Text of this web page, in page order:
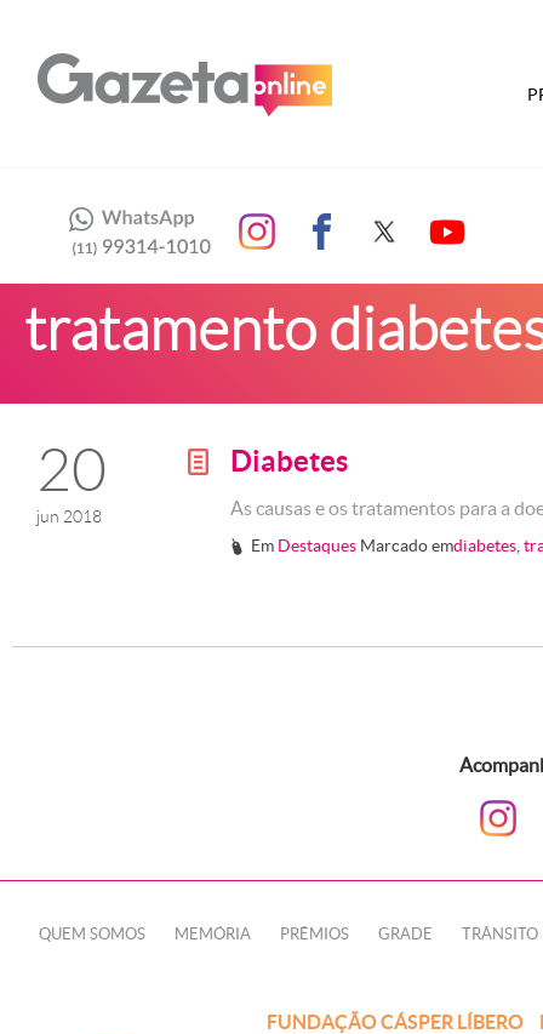
tratamento
20
jun 2018
g Diabetes
As causas e os tratamentos para a
# Em Destaques Marcado emdiabetes ,
QUEM SOMOS MEMÓRIA PRÊMIOS GRADE TRÂNSITO
FUNDAÇÃO CÁSPER LÍBERO